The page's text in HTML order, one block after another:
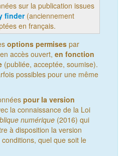
sur la publication issues
finder(anciennement
en français.
options permises par
accès ouvert, en fonction
(publiée, acceptée, soumise).
possibles pour une même
pour la version
la connaissance de la Loi
numérique (2016) qui
à disposition la version
quel que soit le